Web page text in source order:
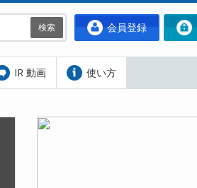
会員登録
検索
IR 動画 使い方